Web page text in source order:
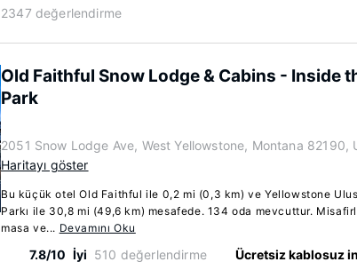
2347 değerlendirme
Old Faithful Snow Lodge & Cabins - Inside
Park
2051 Snow Lodge Ave, West Yellowstone, Montana 82190,
Haritayı göster
Bu küçük otel Old Faithful ile 0,2 mi (0,3 km) ve Yellowstone
Parkı ile 30,8 mi (49,6 km) mesafede. 134 oda mevcuttur.
masa ve... Devamını Oku
7.8/10 İyi 510 değerlendirme Ücretsiz kablosuz